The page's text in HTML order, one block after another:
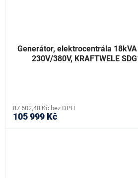
Generátor, elektrocentrála
230V/380V, KRAFTWELE
87 602,48 Kč bez DPH
105 999 Kč